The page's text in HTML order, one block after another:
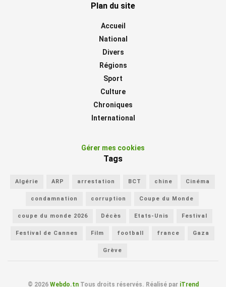
Plan du site
Accueil
National
Divers
Régions
Sport
Culture
Chroniques
International
Gérer mes cookies
Tags
Algérie ARP arrestation BCT chine Cinéma
condamnation corruption Coupe du Monde
coupe du monde 2026 Décès Etats-Unis Festival
Festival de Cannes Film football france Gaza
Grève
© 2026 Webdo.tnTous droits réservés. Réalisé par iTrend